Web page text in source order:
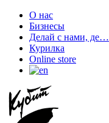
О нас
Бизнесы
Делай с нами, де…
Курилка
Online store